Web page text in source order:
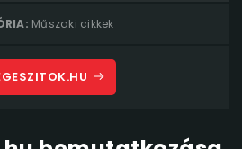
Műszaki cikkek